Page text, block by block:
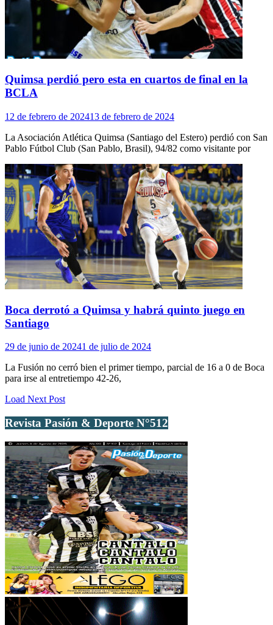
Quimsa perdió pero esta en cuartos de final en la
BCLA
12 de febrero de 202413 de febrero de 2024
La Asociación Atlética Quimsa (Santiago del Estero) perdió con San
Pablo Fútbol Club (San Pablo, Brasil), 94/82 como visitante por
Boca derrotó a Quimsa y habrá quinto juego en
Santiago
29 de junio de 20241 de julio de 2024
La Fusión no cerró bien el primer tiempo, parcial de 16 a 0 de Boca
para irse al entretiempo 42-26,
Load Next Post
Revista Pasión & Deporte N°512